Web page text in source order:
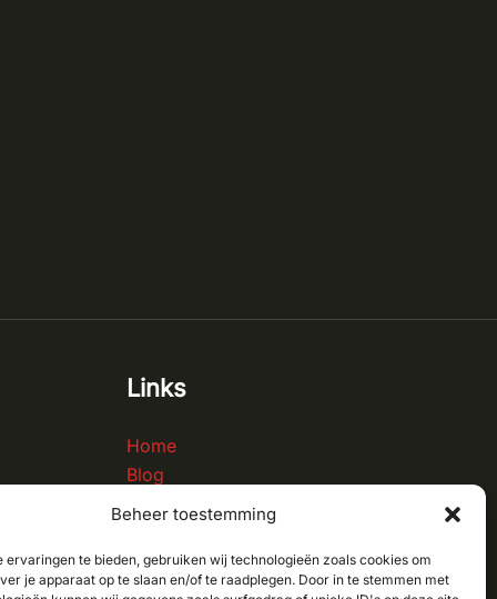
Beheer toestemming
ervaringen te bieden, gebruiken wij technologieën zoals cookies om
je apparaat op te slaan en/of te raadplegen. Door in te stemmen met
Links
Home
Blog
Contact